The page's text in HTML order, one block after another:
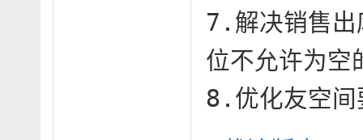
7.解决销售出
位不允许为空
8.优化友空间